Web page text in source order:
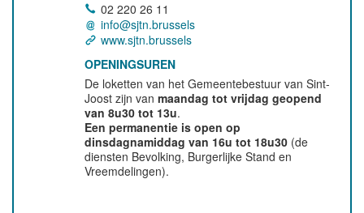
02 220 26 11
info@sjtn.brussels
www.sjtn.brussels
OPENINGSUREN
De loketten van het Gemeentebestuur van Sint-
Joost zijn vanmaandag tot vrijdag geopend
van 8u30 tot 13u.
Een permanentie is open op
dinsdagnamiddag van 16u tot 18u30 (de
diensten Bevolking, Burgerlijke Stand en
Vreemdelingen).